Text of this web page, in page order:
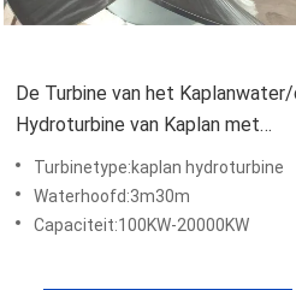
De Turbine van het
Hydroturbine van Kaplan met
Synchrogenerator voor
Waterkrachtposten
Turbinetype:kaplan hydroturbine
Waterhoofd:3m30m
Capaciteit:100KW-20000KW